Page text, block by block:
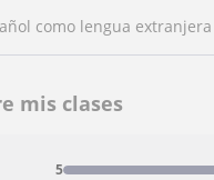
como lengua extranjera
mis clases
5